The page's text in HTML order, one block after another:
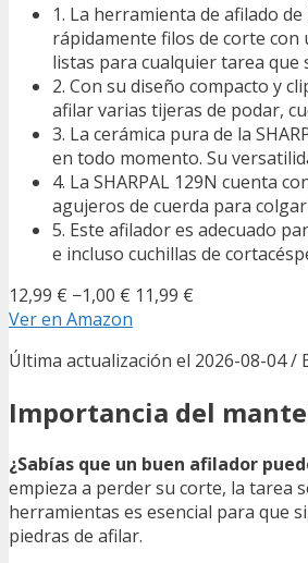
1. La herramienta de afilado
rápidamente filos de corte
listas para cualquier tarea que
2. Con su diseño compacto y
afilar varias tijeras de podar,
3. La cerámica pura de la
en todo momento. Su
4. La SHARPAL 129N cuenta
agujeros de cuerda para
5. Este afilador es adecuado
e incluso cuchillas de
12,99 € −1,00 € 11,99 €
Ver en Amazon
Última actualización el 2026-08-04 /
Importancia del
¿Sabías que un buen afilador
empieza a perder su corte, la tarea
herramientas es esencial para que
piedras de afilar.